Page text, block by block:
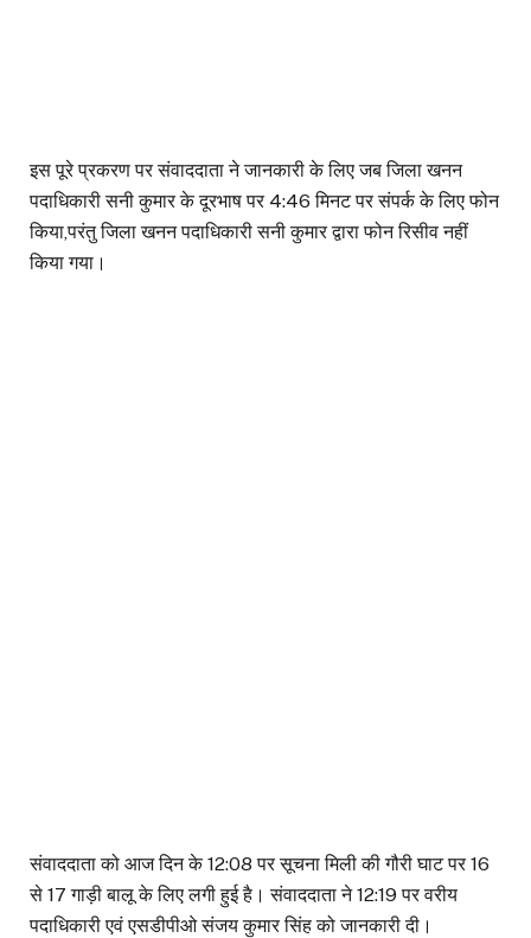
इस पूरे प्रकरण पर संवाददाता ने जानकारी के लिए जब जिला खनन
पदाधिकारी सनी कुमार के दूरभाष पर 4:46 मिनट पर संपर्क के लिए फोन
किया,परंतु जिला खनन पदाधिकारी सनी कुमार द्वारा फोन रिसीव नहीं
किया गया।
संवाददाता को आज दिन के 12:08 पर सूचना मिली की गौरी घाट पर 16
से 17 गाड़ी बालू के लिए लगी हुई है। संवाददाता ने 12:19 पर वरीय
पदाधिकारी एवं एसडीपीओ संजय कुमार सिंह को जानकारी दी।